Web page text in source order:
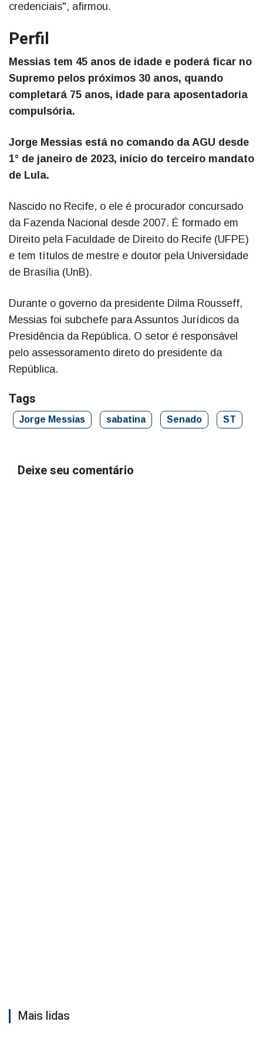
credenciais", afirmou.
Perfil
Messias tem 45 anos de idade e poderá ficar no
Supremo pelos próximos 30 anos, quando
completará 75 anos, idade para aposentadoria
compulsória.
Jorge Messias está no comando da AGU desde
1° de janeiro de 2023, início do terceiro mandato
de Lula.
Nascido no Recife, o ele é procurador concursado
da Fazenda Nacional desde 2007. É formado em
Direito pela Faculdade de Direito do Recife (UFPE)
e tem títulos de mestre e doutor pela Universidade
de Brasília (UnB).
Durante o governo da presidente Dilma Rousseff,
Messias foi subchefe para Assuntos Jurídicos da
Presidência da República. O setor é responsável
pelo assessoramento direto do presidente da
República.
Tags
Jorge Messias sabatina Senado ST
Deixe seu comentário
Mais lidas